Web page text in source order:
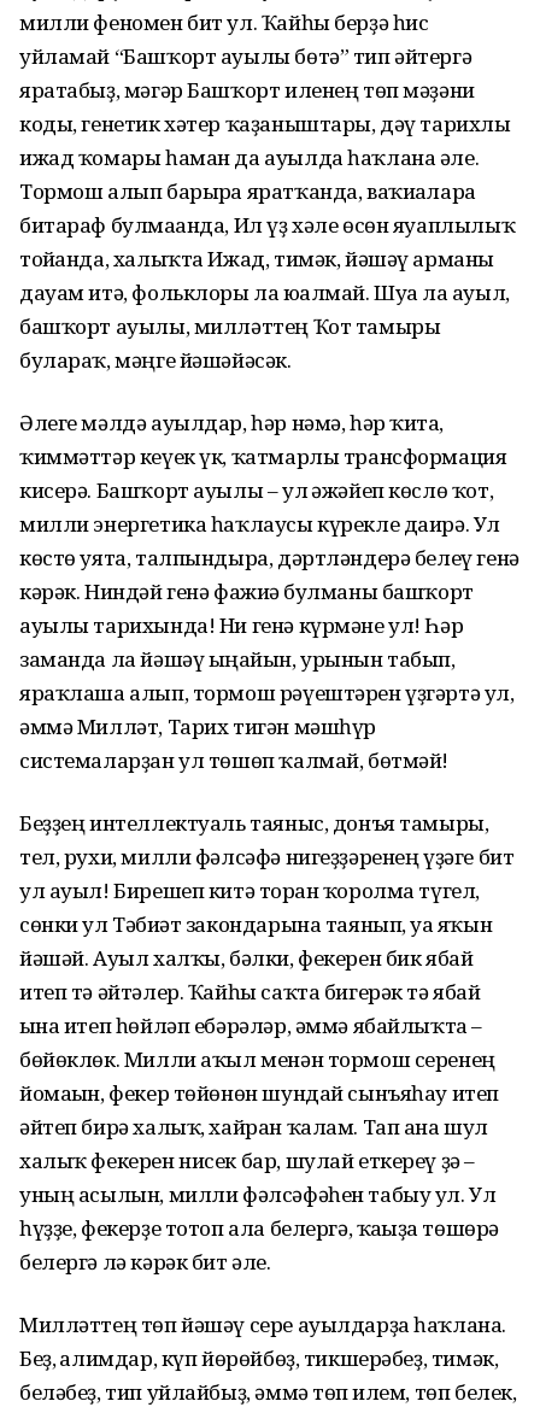
милли феномен бит ул. Ҡайһы берҙә һис
уйламай “Башҡорт ауылы бөтә” тип әйтергә
яратабыҙ, мәгәр Башҡорт иленең төп мәҙәни
коды, генетик хәтер ҡаҙаныш­тары, дәү тарихлы
ижад ҡомары һаман да ауылда һаҡлана әле.
Тормош алып барырға яратҡанда, ваҡиғаларға
битараф булма­ғанда, Ил үҙ хәле өсөн яуаплылыҡ
тойғанда, халыҡта Ижад, тимәк, йәшәү арманы
дауам итә, фольклоры ла юғалмай. Шуға ла ауыл,
башҡорт ауылы, милләттең Ҡот тамыры
булараҡ, мәңге йәшәйәсәк.
Әлеге мәлдә ауылдар, һәр нәмә, һәр ҡитға,
ҡиммәттәр кеүек үк, ҡатмарлы трансформация
кисерә. Башҡорт ауылы – ул ғәжәйеп көслө ҡот,
милли энергетика һаҡ­лаусы күрекле даирә. Ул
көстө уята, талпындыра, дәртләндерә белеү генә
кәрәк. Ниндәй генә фажиғә булманы башҡорт
ауылы тарихында! Ни генә күрмәне ул! Һәр
заманда ла йәшәү ыңғайын, урынын табып,
яраҡлаша алып, тормош рәүештәрен үҙгәртә ул,
әммә Милләт, Тарих тигән мәшһүр
системаларҙан ул төшөп ҡалмай, бөтмәй!
Беҙҙең интеллектуаль таяныс, донъя тамыры,
тел, рухи, милли фәлсәфә нигеҙҙә­ренең үҙәге бит
ул ауыл! Бирешеп китә торған ҡоролма түгел,
сөнки ул Тәбиғәт закондарына таянып, уға яҡын
йәшәй. Ауыл халҡы, бәлки, фекерен бик ябай
итеп тә әйтәлер. Ҡайһы саҡта бигерәк тә ябай
ғына итеп һөйләп ебәрәләр, әммә ябайлыҡта –
бөйөклөк. Милли аҡыл менән тормош серенең
йомағын, фекер төйөнөн шундай сынъяһау итеп
әйтеп бирә халыҡ, хайран ҡалам. Тап ана шул
халыҡ фекерен нисек бар, шулай еткереү ҙә –
уның асылын, милли фәлсәфәһен табыу ул. Ул
һүҙҙе, фекерҙе тотоп ала белергә, ҡағыҙға төшөрә
белергә лә кәрәк бит әле.
Милләттең төп йәшәү сере ауылдарҙа һаҡ­лана.
Беҙ, ғалимдар, күп йөрөйбөҙ, тик­шерәбеҙ, тимәк,
беләбеҙ, тип уйлайбыҙ, әммә төп ғилем, төп белек,